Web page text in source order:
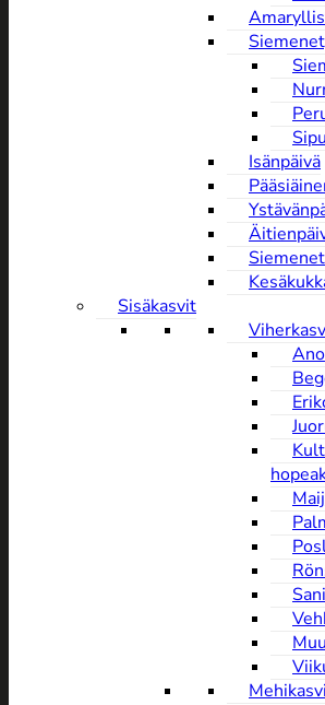
Isänpäivä
Siemenet
Sisäkasvit